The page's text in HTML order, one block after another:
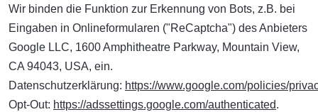
Wir binden die Funktion zur Erkennung von Bots, z.B. bei
Eingaben in Onlineformularen ("ReCaptcha") des Anbieters
Google LLC, 1600 Amphitheatre Parkway, Mountain View,
CA 94043, USA, ein.
Datenschutzerklärung: https://www.google.com/policies/
Opt-Out: https://adssettings.google.com/authenticated.